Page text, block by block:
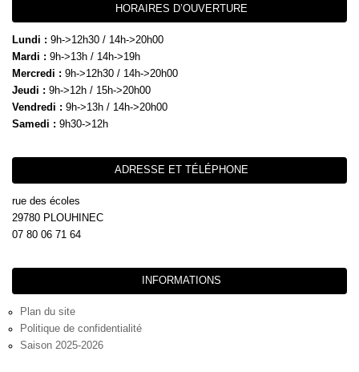
HORAIRES D’OUVERTURE
Lundi : 9h->12h30 / 14h->20h00
Mardi : 9h->13h / 14h->19h
Mercredi : 9h->12h30 / 14h->20h00
Jeudi : 9h->12h / 15h->20h00
Vendredi : 9h->13h / 14h->20h00
Samedi : 9h30->12h
ADRESSE ET TÉLÉPHONE
rue des écoles
29780 PLOUHINEC
07 80 06 71 64
INFORMATIONS
Plan du site
Politique de confidentialité
Saison 2025-2026